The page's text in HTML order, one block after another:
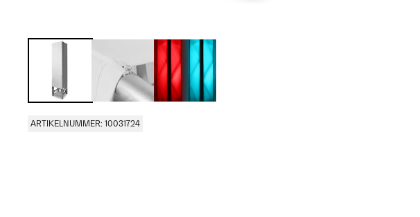
ARTIKELNUMMER: 10031724